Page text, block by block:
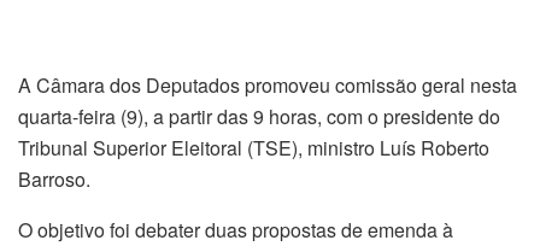
A Câmara dos Deputados promoveu comissão geral nesta
quarta-feira (9), a partir das 9 horas, com o presidente do
Tribunal Superior Eleitoral (TSE), ministro Luís Roberto
Barroso.
O objetivo foi debater duas propostas de emenda à